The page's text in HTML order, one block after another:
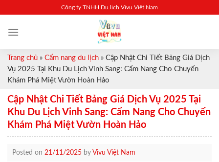
content
Công ty TNHH Du lịch Vivu Việt Nam
Trang chủ » Cẩm nang du lịch » Cập Nhật Chi Tiết Bảng Giá Dịch
Vụ 2025 Tại Khu Du Lịch Vinh Sang: Cẩm Nang Cho Chuyến
Khám Phá Miệt Vườn Hoàn Hảo
Cập Nhật Chi Tiết Bảng Giá Dịch Vụ 2025 Tại
Khu Du Lịch Vinh Sang: Cẩm Nang Cho Chuyến
Khám Phá Miệt Vườn Hoàn Hảo
Posted on 21/11/2025 by Vivu Việt Nam